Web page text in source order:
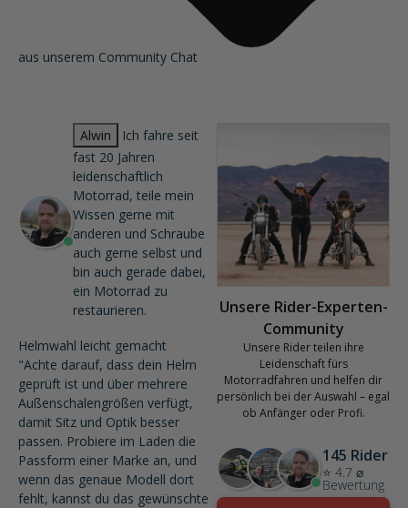
aus unserem Community Chat
Alwin
Ich fahre seit
fast 20 Jahren
leidenschaftlich
Motorrad, teile mein
Wissen gerne mit
anderen und Schraube
auch gerne selbst und
bin auch gerade dabei,
ein Motorrad zu
restaurieren.
Helmwahl leicht gemacht
"Achte darauf, dass dein Helm
geprüft ist und über mehrere
Außenschalengrößen verfügt,
damit Sitz und Optik besser
passen. Probiere im Laden die
Passform einer Marke an, und
wenn das genaue Modell dort
fehlt, kannst du das gewünschte
Unsere Rider-Experten-
Community
Unsere Rider teilen ihre
Leidenschaft fürs
Motorradfahren und helfen dir
persönlich bei der Auswahl – egal
ob Anfänger oder Profi.
145 Rider
⭐ 4.7 ⌀
Bewertung